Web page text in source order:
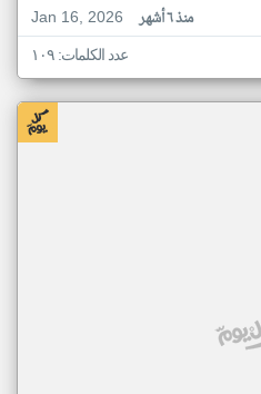
Jan 16, 2026
منذ ٦ أشهر
عدد الكلمات: ١٠٩